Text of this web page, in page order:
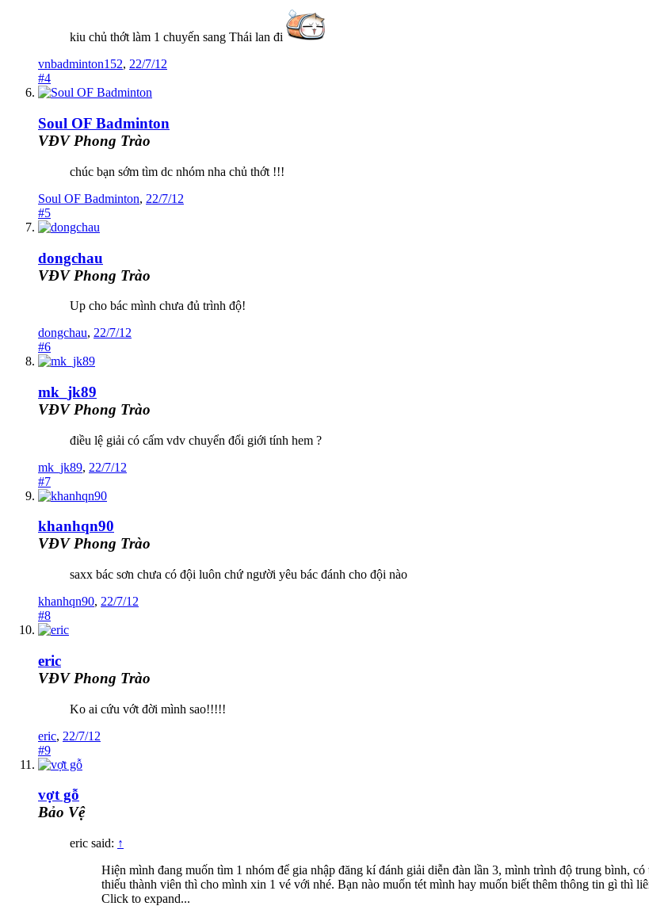
kiu chủ thớt làm 1 chuyến sang Thái lan đi
vnbadminton152, 22/7/12
#4
Soul OF Badminton
VĐV Phong Trào
chúc bạn sớm tìm dc nhóm nha chủ thớt !!!
Soul OF Badminton, 22/7/12
#5
dongchau
VĐV Phong Trào
Up cho bác mình chưa đủ trình độ!
dongchau, 22/7/12
#6
mk_jk89
VĐV Phong Trào
điều lệ giải có cấm vdv chuyển đổi giới tính hem ?
mk_jk89, 22/7/12
#7
khanhqn90
VĐV Phong Trào
saxx bác sơn chưa có đội luôn chứ người yêu bác đánh cho đội nào
khanhqn90, 22/7/12
#8
eric
VĐV Phong Trào
Ko ai cứu vớt đời mình sao!!!!!
eric, 22/7/12
#9
vợt gỗ
Bảo Vệ
eric said: ↑
Hiện mình đang muốn tìm 1 nhóm để gia nhập đăng kí đánh giải diễn đàn lần 3, mình trình độ trung bình,
thiếu thành viên thì cho mình xin 1 vé với nhé. Bạn nào muốn tét mình hay muốn biết thêm thông tin gì thì
Click to expand...